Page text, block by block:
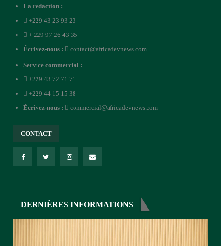
La rédaction :
+229 43 23 93 23
+ 229 97 26 43 35
Écrivez-nous :
contact@africadevnews.com
Service commercial :
+229 43 72 71 71
+229 44 15 15 38
Écrivez-nous :
commercial@africadevnews.com
CONTACT
DERNIÈRES INFORMATIONS